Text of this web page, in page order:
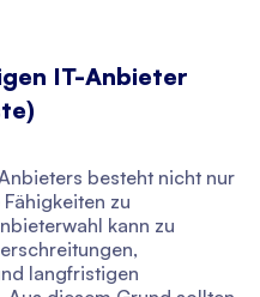
IT-Anbieter
besteht nicht nur
zu
kann zu
langfristigen